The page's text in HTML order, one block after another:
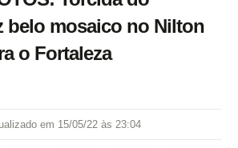
belo mosaico no Nilton
o Fortaleza
em 15/05/22 às 23:04